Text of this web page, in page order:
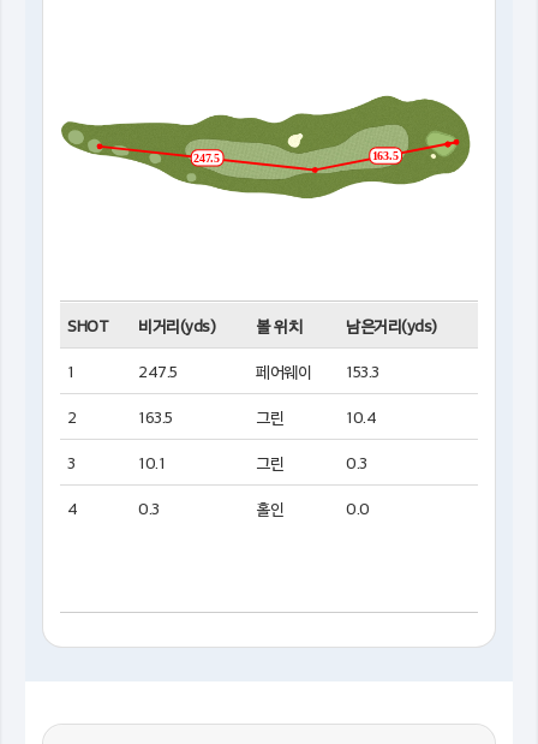
247.5 163.5
SHOT 비거리(yds) 볼 위치 남은거리(yds)
1 247.5 페어웨이 153.3
2 163.5 그린 10.4
3 10.1 그린 0.3
4 0.3 홀인 0.0